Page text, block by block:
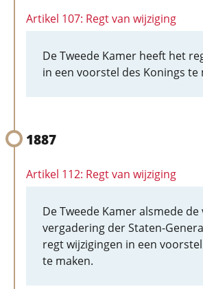
Artikel 107: Regt van wijziging
De Tweede Kamer heeft het
in een voorstel des Konings te
1887
Artikel 112: Regt van wijziging
De Tweede Kamer alsmede
vergadering der Staten-
regt wijzigingen in een
te maken.